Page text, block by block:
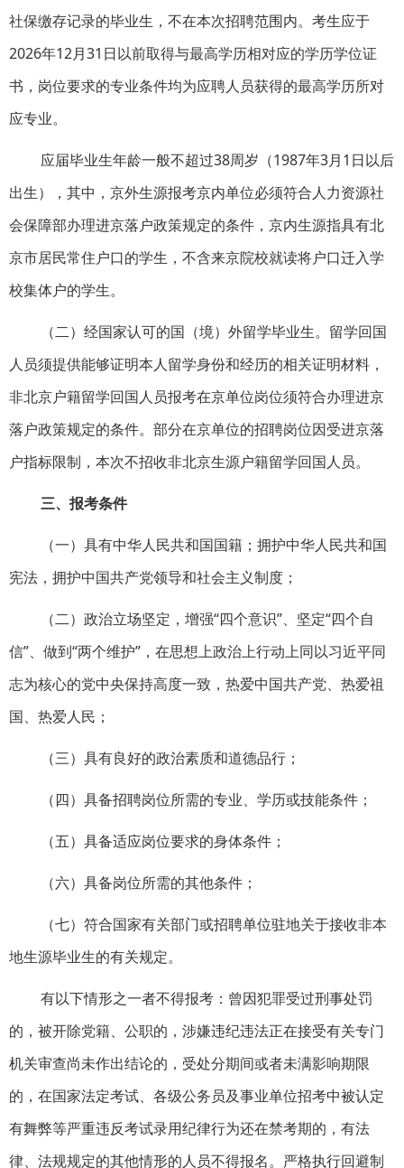
社保缴存记录的毕业生，不在本次招聘范围内。考生应于
2026年12月31日以前取得与最高学历相对应的学历学位证
书，岗位要求的专业条件均为应聘人员获得的最高学历所对
应专业。
应届毕业生年龄一般不超过38周岁（1987年3月1日以后
出生），其中，京外生源报考京内单位必须符合人力资源社
会保障部办理进京落户政策规定的条件，京内生源指具有北
京市居民常住户口的学生，不含来京院校就读将户口迁入学
校集体户的学生。
（二）经国家认可的国（境）外留学毕业生。留学回国
人员须提供能够证明本人留学身份和经历的相关证明材料，
非北京户籍留学回国人员报考在京单位岗位须符合办理进京
落户政策规定的条件。部分在京单位的招聘岗位因受进京落
户指标限制，本次不招收非北京生源户籍留学回国人员。
三、报考条件
（一）具有中华人民共和国国籍；拥护中华人民共和国
宪法，拥护中国共产党领导和社会主义制度；
（二）政治立场坚定，增强“四个意识”、坚定“四个自
信”、做到“两个维护”，在思想上政治上行动上同以习近平同
志为核心的党中央保持高度一致，热爱中国共产党、热爱祖
国、热爱人民；
（三）具有良好的政治素质和道德品行；
（四）具备招聘岗位所需的专业、学历或技能条件；
（五）具备适应岗位要求的身体条件；
（六）具备岗位所需的其他条件；
（七）符合国家有关部门或招聘单位驻地关于接收非本
地生源毕业生的有关规定。
有以下情形之一者不得报考：曾因犯罪受过刑事处罚
的，被开除党籍、公职的，涉嫌违纪违法正在接受有关专门
机关审查尚未作出结论的，受处分期间或者未满影响期限
的，在国家法定考试、各级公务员及事业单位招考中被认定
有舞弊等严重违反考试录用纪律行为还在禁考期的，有法
律、法规规定的其他情形的人员不得报名。严格执行回避制